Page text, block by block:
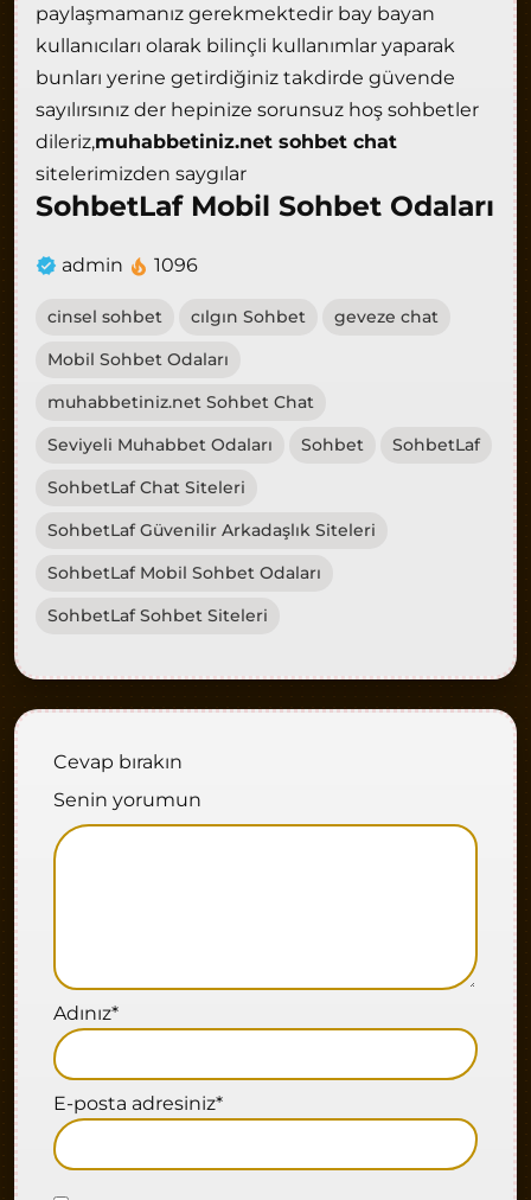
paylaşmamanız gerekmektedir bay bayan
kullanıcıları olarak bilinçli kullanımlar yaparak
bunları yerine getirdiğiniz takdirde güvende
sayılırsınız der hepinize sorunsuz hoş sohbetler
dileriz,muhabbetiniz.net sohbet chat
sitelerimizden saygılar
SohbetLaf Mobil Sohbet Odaları
admin 1096
cinsel sohbet cılgın Sohbet
geveze chat
Mobil Sohbet Odaları
muhabbetiniz.net Sohbet Chat
Seviyeli Muhabbet Odaları
Sohbet
SohbetLaf
SohbetLaf Chat Siteleri
SohbetLaf Güvenilir Arkadaşlık Siteleri
SohbetLaf Mobil Sohbet Odaları
SohbetLaf Sohbet Siteleri
Cevap bırakın
Senin yorumun
Adınız*
E-posta adresiniz*